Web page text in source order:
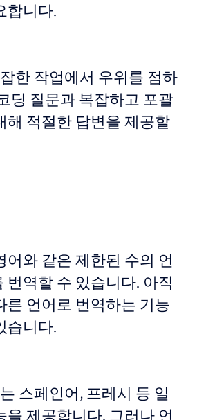
합니다.
한 작업에서 우위를 점하
딩 질문과 복잡하고 포괄
해 적절한 답변을 제공할
어와 같은 제한된 수의 언
번역할 수 있습니다. 아직
른 언어로 번역하는 기능
습니다.
스페인어, 프레시 등 일